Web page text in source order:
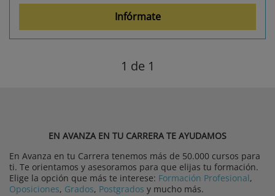
Infórmate
1 de 1
EN AVANZA EN TU CARRERA TE AYUDAMOS
En Avanza en tu Carrera tenemos más de 50.000 cursos para
ti. Te orientamos y asesoramos para que elijas tu formación.
Elige la opción que más te interese: Formación Profesional,
Oposiciones, Grados, Postgrados y mucho más.